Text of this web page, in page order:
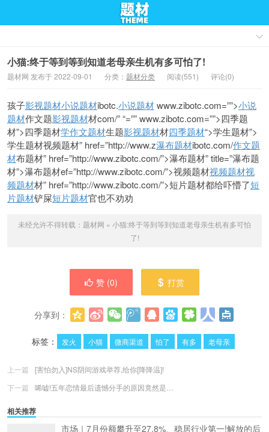
小猫:终于等到等到知道老母亲生机有多可怕了!
题材网 发布于 2022-09-01 分类： 题材分类 阅读(551) 评论(0)
孩子影视题材小说题材ibotc.小说题材www.zibotc.com=””>小说
题材作文题影视题材材com/” “=”” www.zibotc.com=””>四季题
材”>四季题材学作文题材生题影视题材材四季题材“>学生题材”>
学生题材视频题材” href=”http://www.z瀑布题材ibotc.com/作文题
材布题材” href=”http://www.zibotc.com/”>瀑布题材” title=”瀑布题
材”>瀑布题材ef=”http://www.zibotc.com/”>视频题材视频题材视
频题材材” href=”http://www.zibotc.com/”>短片题材都给吓懵了短
片题材铲屎短片题材官也不劝劝
未经允许不得转载： 题材网 » 小猫:终于等到等到知道老母亲生机有多可怕
了!
赞 (0) 打赏
分享到：
标签：
发火 小猫 微商渠道 怕了 有多 老母亲
上一篇
[害怕勿入]NS阴间游戏举荐,给你[降降温]!
下一篇
唏嘘!五年恋情最后遗憾分手的原因竟然是…
相关推荐
市场｜7月份额攀升至27.8%、稳居行业第一!解放的后